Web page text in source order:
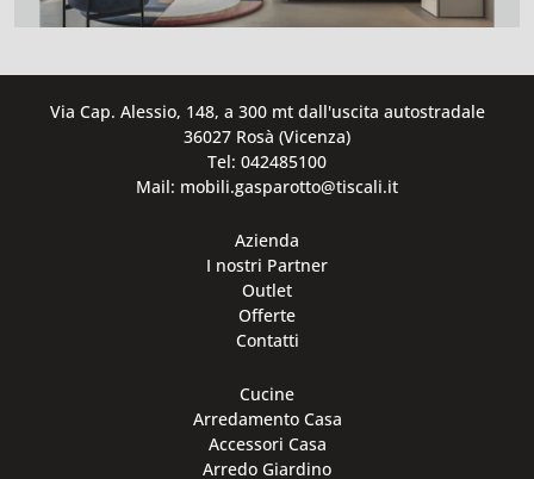
Via Cap. Alessio, 148, a 300 mt dall'uscita autostradale
36027 Rosà (Vicenza)
Tel: 042485100
Mail: mobili.gasparotto@tiscali.it
Azienda
I nostri Partner
Outlet
Offerte
Contatti
Cucine
Arredamento Casa
Accessori Casa
Arredo Giardino